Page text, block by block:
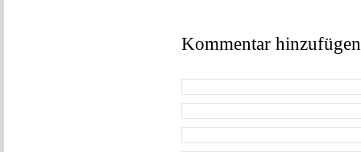
Kommentar hinzufügen